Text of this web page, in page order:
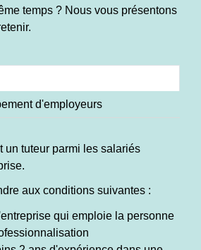
temps ? Nous vous présentons
d'employeurs
un tuteur parmi les salariés
aux conditions suivantes :
qui emploie la personne